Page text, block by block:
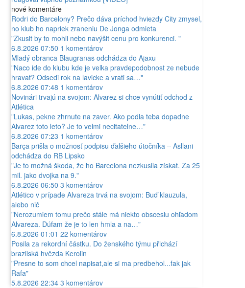
nové komentáre
Rodri do Barcelony? Prečo dáva príchod hviezdy City zmysel,
no klub ho napriek zraneniu De Jonga odmieta
"Zkusit by to mohli nebo navýšit cenu pro konkurenci. "
6.8.2026 07:50 1 komentárov
Mladý obranca Blaugranas odchádza do Ajaxu
"Naco ide do klubu kde je velka pravdepodobnost ze nebude
hravat? Odsedi rok na lavicke a vrati sa…"
6.8.2026 07:48 1 komentárov
Novinári trvajú na svojom: Alvarez si chce vynútiť odchod z
Atlética
"Lukas, pekne zhrnute na zaver. Ako podla teba dopadne
Alvarez toto leto? Je to velmi necitatelne…"
6.8.2026 07:23 1 komentárov
Barça prišla o možnosť podpisu ďalšieho útočníka – Asllani
odchádza do RB Lipsko
"Je to možná škoda, že ho Barcelona nezkusila získat. Za 25
mil. jako dvojka na 9."
6.8.2026 06:50 3 komentárov
Atlético v prípade Alvareza trvá na svojom: Buď klauzula,
alebo nič
"Nerozumiem tomu prečo stále má niekto obscesiu ohľadom
Alvareza. Dúfam že je to len hmla a na…"
6.8.2026 01:01 22 komentárov
Posila za rekordní částku. Do ženského týmu přichází
brazilská hvězda Kerolin
"Presne to som chcel napisat,ale si ma predbehol...fak jak
Rafa"
5.8.2026 22:34 3 komentárov